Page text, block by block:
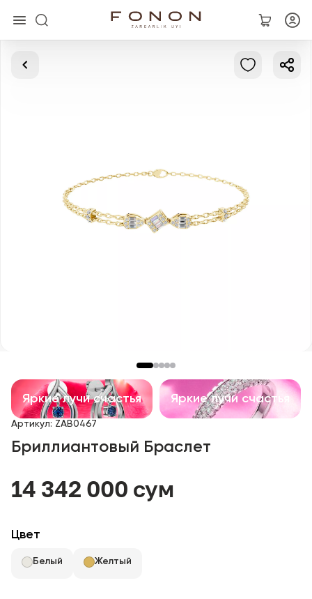
Главная
Браслеты
Аксессуары
Все
Яркие лучи счастья Яркие лучи счастья
Артикул: ZAB0467
Бриллиантовый Браслет
14 342 000 сум
Цвет
Белый Желтый